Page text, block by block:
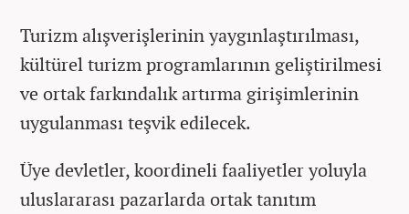
Turizm alışverişlerinin yaygınlaştırılması,
kültürel turizm programlarının geliştirilmesi
ve ortak farkındalık artırma girişimlerinin
uygulanması teşvik edilecek.
Üye devletler, koordineli faaliyetler yoluyla
uluslararası pazarlarda ortak tanıtım